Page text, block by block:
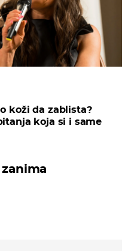
koži da zablista?
koja si i same